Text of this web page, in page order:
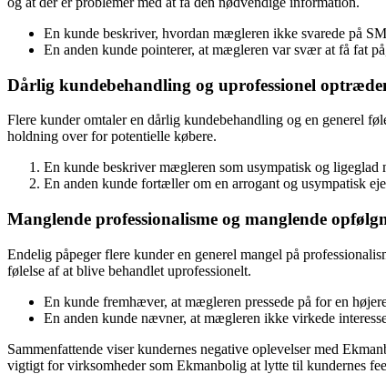
En kunde beskriver, hvordan mægleren ikke svarede på
En anden kunde pointerer, at mægleren var svær at få fat
Dårlig kundebehandling og uprofessionel
Flere kunder omtaler en dårlig kundebehandling og en generel
holdning over for potentielle købere.
En kunde beskriver mægleren som usympatisk og
En anden kunde fortæller om en arrogant og usympatisk
Manglende professionalisme og manglende
Endelig påpeger flere kunder en generel mangel på
følelse af at blive behandlet uprofessionelt.
En kunde fremhæver, at mægleren pressede på for en
En anden kunde nævner, at mægleren ikke virkede
Sammenfattende viser kundernes negative oplevelser med
vigtigt for virksomheder som Ekmanbolig at lytte til kundernes